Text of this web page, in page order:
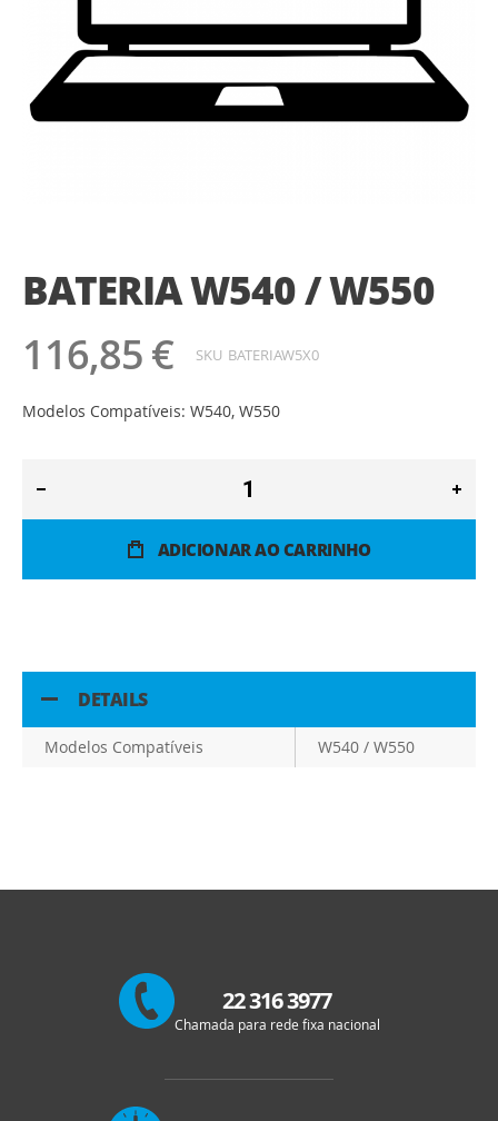
BATERIA W540 / W550
116,85 € SKU BATERIAW5X0
Modelos Compatíveis: W540, W550
ADICIONAR AO CARRINHO
início
da
de
imagens
DETAILS
Modelos Compatíveis W540 / W550
22 316 3977
Chamada para rede fixa nacional